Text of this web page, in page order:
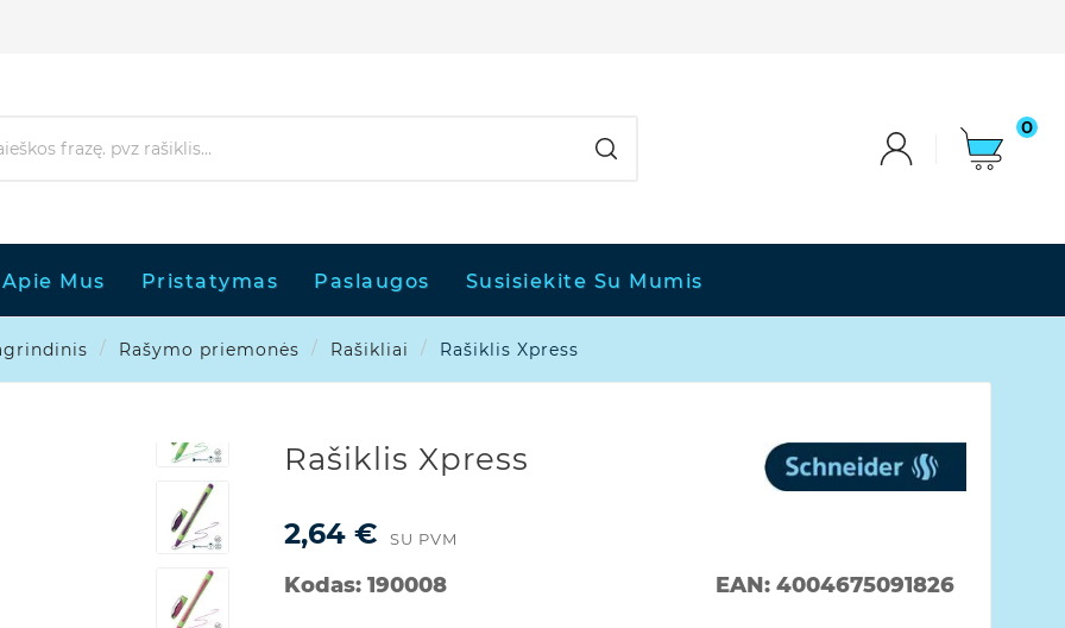
0
Apie Mus Pristatymas Paslaugos Susisiekite Su Mumis
Rašymo priemonės Rašikliai Rašiklis Xpress
Rašiklis Xpress
2,64 € SU PVM
Kodas: 190008 EAN: 4004675091826